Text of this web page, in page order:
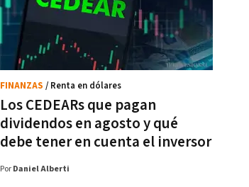
Los CEDEARs que pagan
dividendos en agosto y qué
debe tener en cuenta el inversor
FINANZAS / Renta en dólares
Por Daniel Alberti